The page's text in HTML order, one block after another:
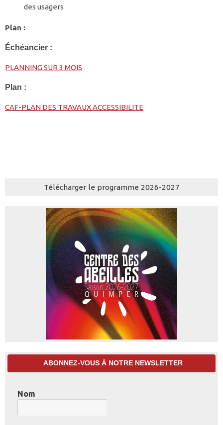
des usagers
Plan :
Échéancier :
PLANNING SUR 3 MOIS
Plan :
CAF-PLAN DES TRAVAUX ACCESSIBILITE
Télécharger le programme 2026-2027
ABONNEZ-VOUS À NOTRE NEWSLETTER
Nom